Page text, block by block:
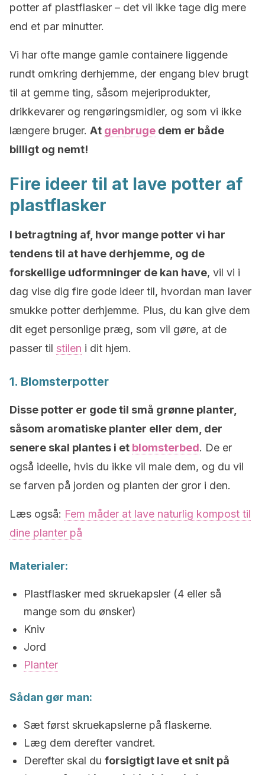
potter af plastflasker – det vil ikke tage dig mere
end et par minutter.
Vi har ofte mange gamle containere liggende
rundt omkring derhjemme, der engang blev brugt
til at gemme ting, såsom mejeriprodukter,
drikkevarer og rengøringsmidler, og som vi ikke
længere bruger. At genbruge dem er både
billigt og nemt!
Fire ideer til at lave potter af
plastflasker
I betragtning af, hvor mange potter vi har
tendens til at have derhjemme, og de
forskellige udformninger de kan have, vil vi i
dag vise dig fire gode ideer til, hvordan man laver
smukke potter derhjemme. Plus, du kan give dem
dit eget personlige præg, som vil gøre, at de
passer til stilen i dit hjem.
1. Blomsterpotter
Disse potter er gode til små grønne planter,
såsom aromatiske planter eller dem, der
senere skal plantes i et blomsterbed. De er
også ideelle, hvis du ikke vil male dem, og du vil
se farven på jorden og planten der gror i den.
Læs også: Fem måder at lave naturlig kompost til
dine planter på
Materialer:
Plastflasker med skruekapsler (4 eller så
mange som du ønsker)
Kniv
Jord
Planter
Sådan gør man:
Sæt først skruekapslerne på flaskerne.
Læg dem derefter vandret.
Derefter skal du forsigtigt lave et snit på